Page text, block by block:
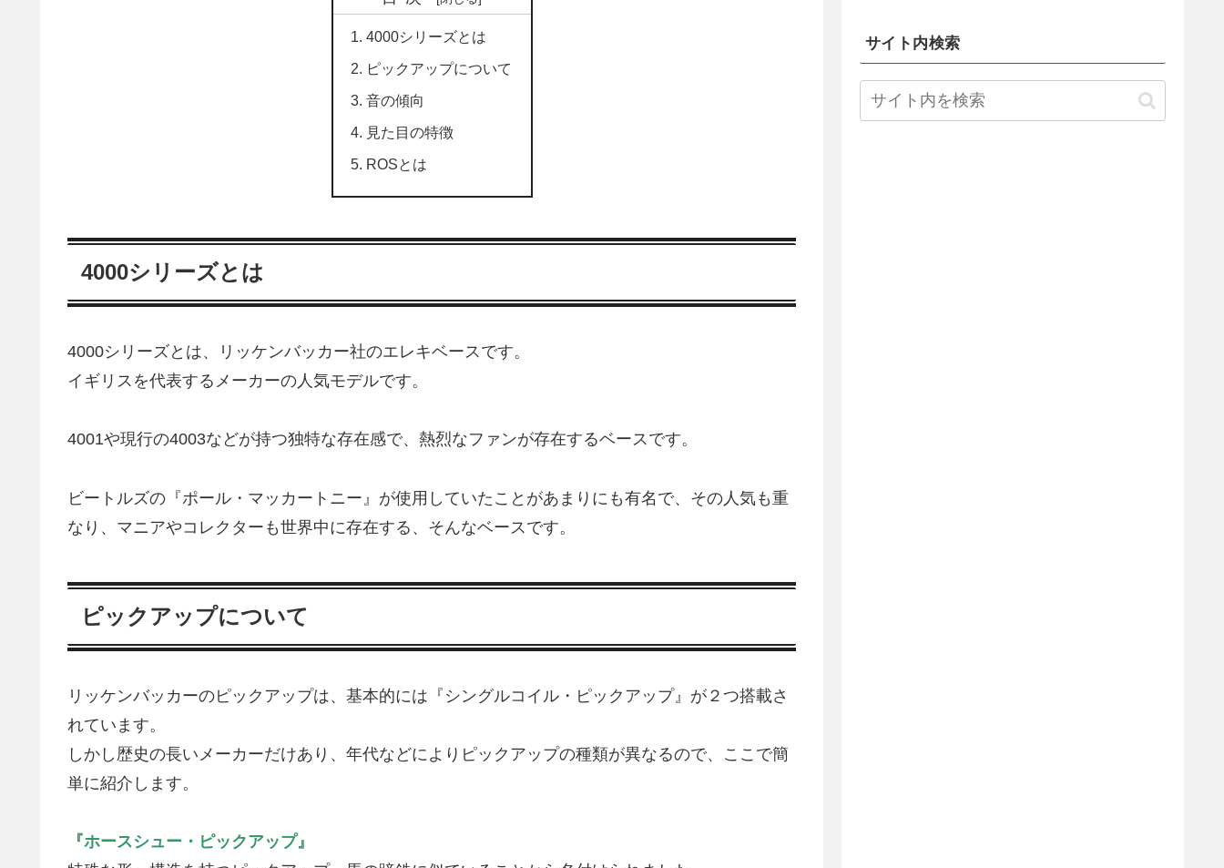
4000シリーズとは
ピックアップについて
音の傾向
見た目の特徴
ROSとは
4000シリーズとは
4000シリーズとは、リッケンバッカー社のエレキベースです。
イギリスを代表するメーカーの人気モデルです。
4001や現行の4003などが持つ独特な存在感で、熱烈なファンが存在するベースです。
ビートルズの『ポール・マッカートニー』が使用していたことがあまりにも有名で、その人気も重
なり、マニアやコレクターも世界中に存在する、そんなベースです。
ピックアップについて
リッケンバッカーのピックアップは、基本的には『シングルコイル・ピックアップ』が２つ搭載さ
れています。
しかし歴史の長いメーカーだけあり、年代などによりピックアップの種類が異なるので、ここで簡
単に紹介します。
『ホースシュー・ピックアップ』
サイト内検索